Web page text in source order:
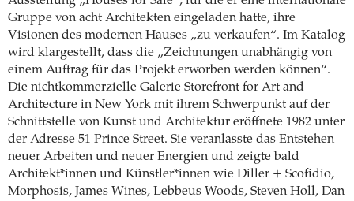
Gruppe von acht Architekten eingeladen hatte, ihre
Visionen des modernen Hauses „zu verkaufen“. Im Katalog
wird klargestellt, dass die „Zeichnungen unabhängig von
einem Auftrag für das Projekt erworben werden können“.
Die nichtkommerzielle Galerie Storefront for Art and
Architecture in New York mit ihrem Schwerpunkt auf der
Schnittstelle von Kunst und Architektur eröffnete 1982 unter
der Adresse 51 Prince Street. Sie veranlasste das Entstehen
neuer Arbeiten und neuer Energien und zeigte bald
Architekt*innen und Künstler*innen wie Diller + Scofidio,
Morphosis, James Wines, Lebbeus Woods, Steven Holl, Dan